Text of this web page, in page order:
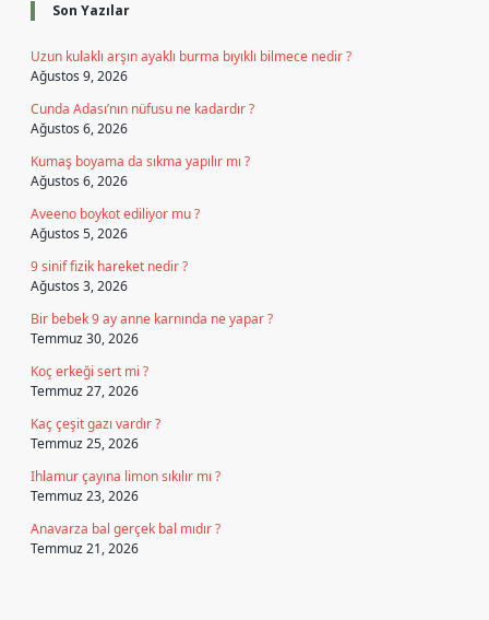
Son Yazılar
Uzun kulaklı arşın ayaklı burma bıyıklı bilmece nedir ?
Ağustos 9, 2026
Cunda Adası’nın nüfusu ne kadardır ?
Ağustos 6, 2026
Kumaş boyama da sıkma yapılır mı ?
Ağustos 6, 2026
Aveeno boykot ediliyor mu ?
Ağustos 5, 2026
9 sinif fizik hareket nedir ?
Ağustos 3, 2026
Bir bebek 9 ay anne karnında ne yapar ?
Temmuz 30, 2026
Koç erkeği sert mi ?
Temmuz 27, 2026
Kaç çeşit gazı vardır ?
Temmuz 25, 2026
Ihlamur çayına limon sıkılır mı ?
Temmuz 23, 2026
Anavarza bal gerçek bal mıdır ?
Temmuz 21, 2026